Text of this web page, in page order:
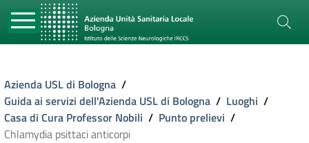
Azienda USL di Bologna /
Guida ai servizi dell'Azienda USL di Bologna / Luoghi /
Casa di Cura Professor Nobili / Punto prelievi /
Chlamydia psittaci anticorpi